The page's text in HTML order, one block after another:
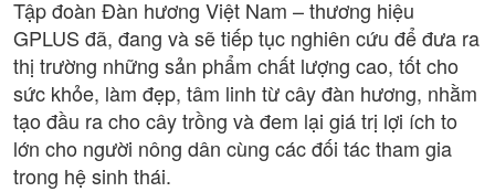
Tập đoàn Đàn hương Việt Nam – thương hiệu
GPLUS đã, đang và sẽ tiếp tục nghiên cứu để đưa ra
thị trường những sản phẩm chất lượng cao, tốt cho
sức khỏe, làm đẹp, tâm linh từ cây đàn hương, nhằm
tạo đầu ra cho cây trồng và đem lại giá trị lợi ích to
lớn cho người nông dân cùng các đối tác tham gia
trong hệ sinh thái.